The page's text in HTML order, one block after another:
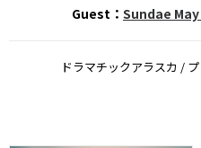
Guest： Sundae
ドラマチックアラスカ /